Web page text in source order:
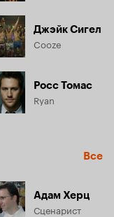
Джэйк Сигел
Cooze
Росс Томас
Ryan
Все
Адам Херц
Сценарист